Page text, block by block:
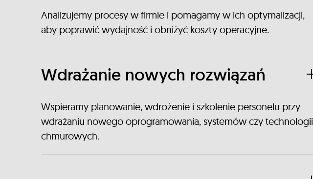
Analizujemy procesy w firmie i pomagamy w ich optymalizacji,
aby poprawić wydajność i obniżyć koszty operacyjne.
Wdrażanie nowych rozwiązań
Wspieramy planowanie, wdrożenie i szkolenie personelu przy
wdrażaniu nowego oprogramowania, systemów czy technologii
chmurowych.